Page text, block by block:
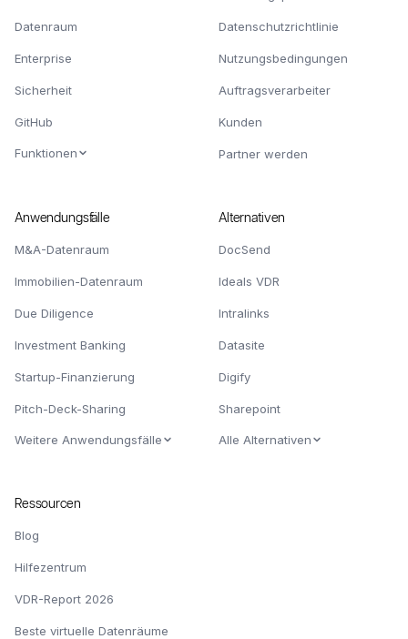
Datenraum
Enterprise
Sicherheit
GitHub
Funktionen
Datenschutzrichtlinie
Nutzungsbedingungen
Auftragsverarbeiter
Kunden
Partner werden
Anwendungsfälle
M&A-Datenraum
Immobilien-Datenraum
Due Diligence
Investment Banking
Startup-Finanzierung
Pitch-Deck-Sharing
Weitere Anwendungsfälle
Alternativen
DocSend
Ideals VDR
Intralinks
Datasite
Digify
Sharepoint
Alle Alternativen
Ressourcen
Blog
Hilfezentrum
VDR-Report 2026
Beste virtuelle Datenräume